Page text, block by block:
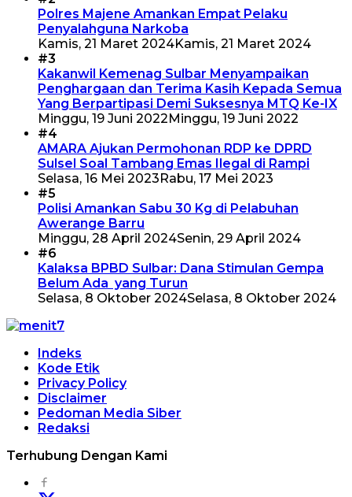
Polres Majene Amankan Empat Pelaku
Penyalahguna Narkoba
Kamis, 21 Maret 2024Kamis, 21 Maret 2024
#3
Kakanwil Kemenag Sulbar Menyampaikan
Penghargaan dan Terima Kasih Kepada Semua
Yang Berpartipasi Demi Suksesnya MTQ Ke-IX
Minggu, 19 Juni 2022 Minggu, 19 Juni 2022
#4
AMARA Ajukan Permohonan RDP ke DPRD
Sulsel Soal Tambang Emas Ilegal di Rampi
Selasa, 16 Mei 2023 Rabu, 17 Mei 2023
#5
Polisi Amankan Sabu 30 Kg di Pelabuhan
Awerange Barru
Minggu, 28 April 2024Senin, 29 April 2024
#6
Kalaksa BPBD Sulbar: Dana Stimulan Gempa
Belum Ada yang Turun
Selasa, 8 Oktober 2024Selasa, 8 Oktober 2024
Indeks
Kode Etik
Privacy Policy
Disclaimer
Pedoman Media Siber
Redaksi
Terhubung Dengan Kami